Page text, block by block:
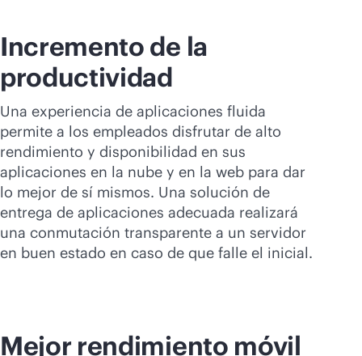
Incremento de la
productividad
Una experiencia de aplicaciones fluida
permite a los empleados disfrutar de alto
rendimiento y disponibilidad en sus
aplicaciones en la nube y en la web para dar
lo mejor de sí mismos. Una solución de
entrega de aplicaciones adecuada realizará
una conmutación transparente a un servidor
en buen estado en caso de que falle el inicial.
Mejor rendimiento móvil